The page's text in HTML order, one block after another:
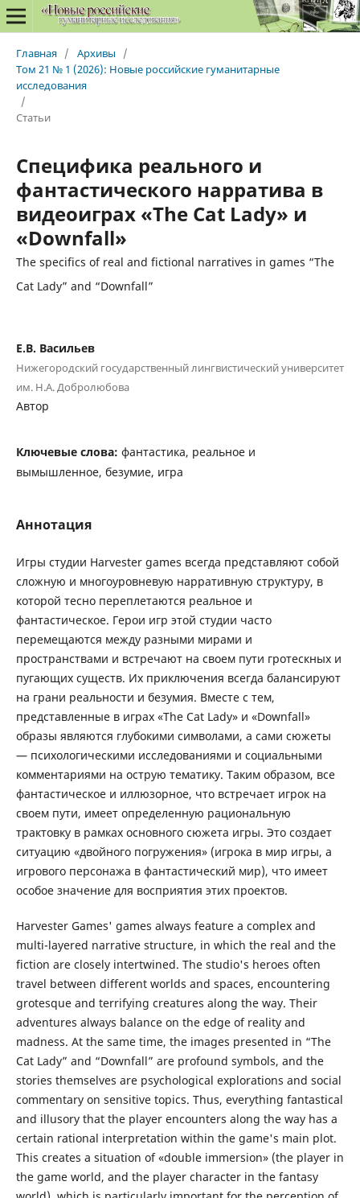
Главная / Архивы
/
Том 21 № 1 (2026): Новые российские гуманитарные
исследования
/
Статьи
Специфика реального и
фантастического нарратива в
видеоиграх «The Cat Lady» и
«Downfall»
The specifics of real and fictional narratives in games “The
Cat Lady” and “Downfall”
Е.В. Васильев
Нижегородский государственный лингвистический университет
им. Н.А. Добролюбова
Автор
Ключевые слова: фантастика, реальное и
вымышленное, безумие, игра
Аннотация
Игры студии Harvester games всегда представляют собой
сложную и многоуровневую нарративную структуру, в
которой тесно переплетаются реальное и
фантастическое. Герои игр этой студии часто
перемещаются между разными мирами и
пространствами и встречают на своем пути гротескных и
пугающих существ. Их приключения всегда балансируют
на грани реальности и безумия. Вместе с тем,
представленные в играх «The Cat Lady» и «Downfall»
образы являются глубокими символами, а сами сюжеты
— психологическими исследованиями и социальными
комментариями на острую тематику. Таким образом, все
фантастическое и иллюзорное, что встречает игрок на
своем пути, имеет определенную рациональную
трактовку в рамках основного сюжета игры. Это создает
ситуацию «двойного погружения» (игрока в мир игры, а
игрового персонажа в фантастический мир), что имеет
особое значение для восприятия этих проектов.
Harvester Games' games always feature a complex and
multi-layered narrative structure, in which the real and the
fiction are closely intertwined. The studio's heroes often
travel between different worlds and spaces, encountering
grotesque and terrifying creatures along the way. Their
adventures always balance on the edge of reality and
madness. At the same time, the images presented in “The
Cat Lady” and “Downfall” are profound symbols, and the
stories themselves are psychological explorations and social
commentary on sensitive topics. Thus, everything fantastical
and illusory that the player encounters along the way has a
certain rational interpretation within the game's main plot.
This creates a situation of «double immersion» (the player in
the game world, and the player character in the fantasy